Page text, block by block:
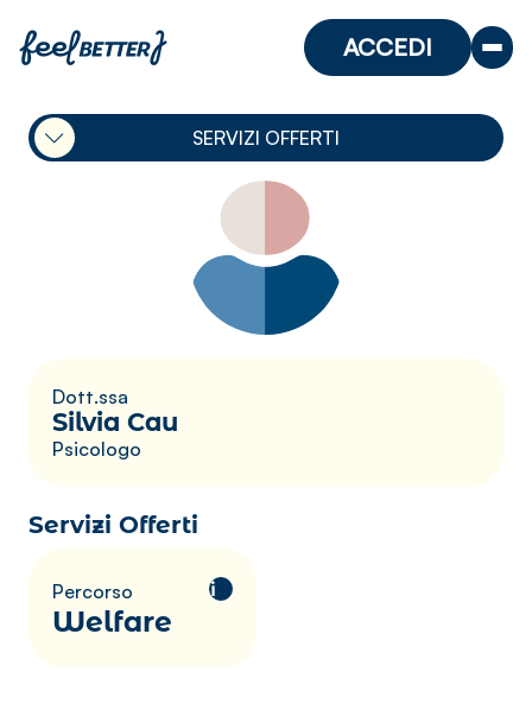
ACCEDI
SERVIZI OFFERTI
Dott.ssa
Silvia Cau
Psicologo
Servizi Offerti
Percorso i
Welfare